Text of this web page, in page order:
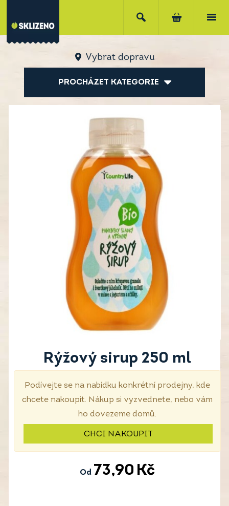
Vybrat dopravu
PROCHÁZET KATEGORIE
Rýžový sirup 250 ml
Podívejte se na nabídku konkrétní prodejny, kde
chcete nakoupit. Nákup si vyzvednete, nebo vám
ho dovezeme domů.
CHCI NAKOUPIT
Od 73,90 Kč